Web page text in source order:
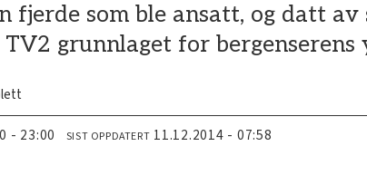
fjerde som ble ansatt, og datt
grunnlaget for bergenserens
- 23:00 SIST OPPDATERT 11.12.2014 - 07:58